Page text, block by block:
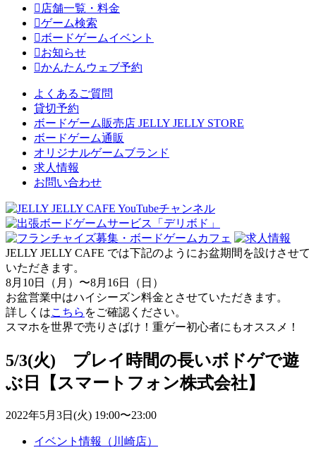
店舗一覧・料金
ゲーム検索
ボードゲームイベント
お知らせ
かんたんウェブ予約
よくあるご質問
貸切予約
ボードゲーム販売店 JELLY JELLY STORE
ボードゲーム通販
オリジナルゲームブランド
求人情報
お問い合わせ
JELLY JELLY CAFE では下記のようにお盆期間を設けさせて
いただきます。
8月10日（月）〜8月16日（日）
お盆営業中はハイシーズン料金とさせていただきます。
詳しくはこちら をご確認ください。
スマホを世界で売りさばけ！重ゲー初心者にもオススメ！
5/3(火) プレイ時間の長いボドゲで遊
ぶ日【スマートフォン株式会社】
2022年5月3日(火) 19:00〜23:00
イベント情報（川崎店）